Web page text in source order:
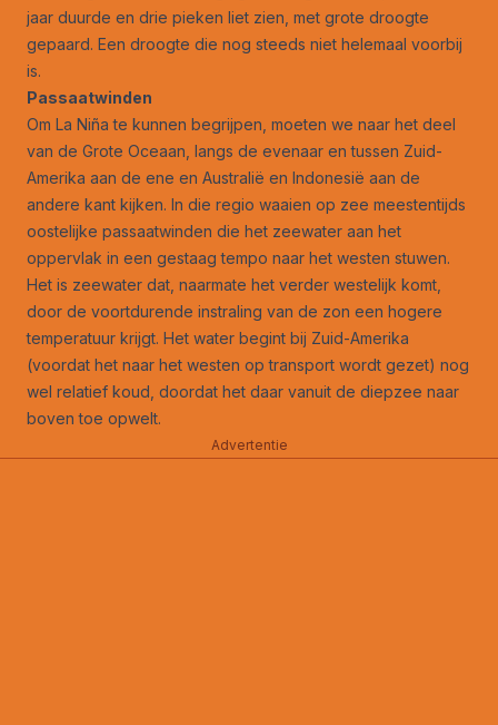
jaar duurde en drie pieken liet zien, met grote droogte
gepaard. Een droogte die nog steeds niet helemaal voorbij
is.
Passaatwinden
Om La Niña te kunnen begrijpen, moeten we naar het deel
van de Grote Oceaan, langs de evenaar en tussen Zuid-
Amerika aan de ene en Australië en Indonesië aan de
andere kant kijken. In die regio waaien op zee meestentijds
oostelijke passaatwinden die het zeewater aan het
oppervlak in een gestaag tempo naar het westen stuwen.
Het is zeewater dat, naarmate het verder westelijk komt,
door de voortdurende instraling van de zon een hogere
temperatuur krijgt. Het water begint bij Zuid-Amerika
(voordat het naar het westen op transport wordt gezet) nog
wel relatief koud, doordat het daar vanuit de diepzee naar
boven toe opwelt.
Advertentie